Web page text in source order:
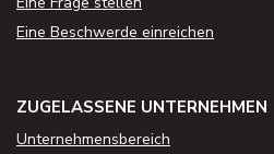
Eine Beschwerde einreichen
ZUGELASSENE UNTERNEHMEN
Unternehmensbereich